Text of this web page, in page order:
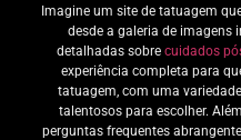
Imagine um site de tatuagem
desde a galeria de imagens
detalhadas sobre cuidados
experiência completa para
tatuagem, com uma
talentosos para escolher.
perguntas frequentes